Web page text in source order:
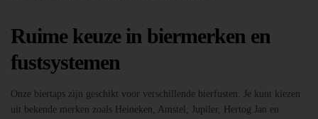
Ruime keuze in biermerken en
fustsystemen
Onze biertaps zijn geschikt voor verschillende bierfusten. Je kunt kiezen
uit bekende merken zoals Heineken, Amstel, Jupiler, Hertog Jan en